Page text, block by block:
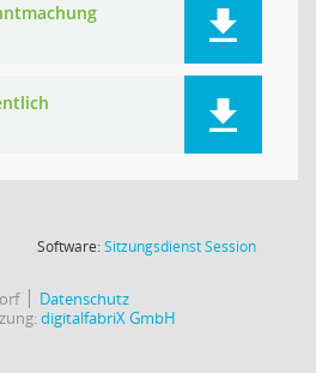
Software:SitzungsdienstSession(Wird in
Datenschutz
digitalfabriX GmbH